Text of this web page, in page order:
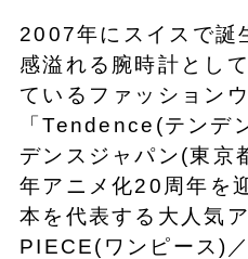
2007年にスイスで誕
感溢れる腕時計とし
ているファッション
「Tendence(テンデ
デンスジャパン(東京
年アニメ化20周年を
本を代表する大人気
PIECE(ワンピース)